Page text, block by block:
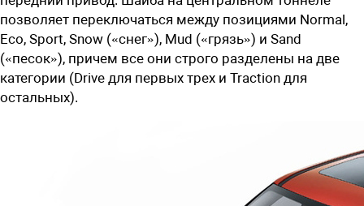
позволяет переключаться между позициями Normal,
Eco, Sport, Snow («снег»), Mud («грязь») и Sand
(«песок»), причем все они строго разделены на две
категории (Drive для первых трех и Traction для
остальных).